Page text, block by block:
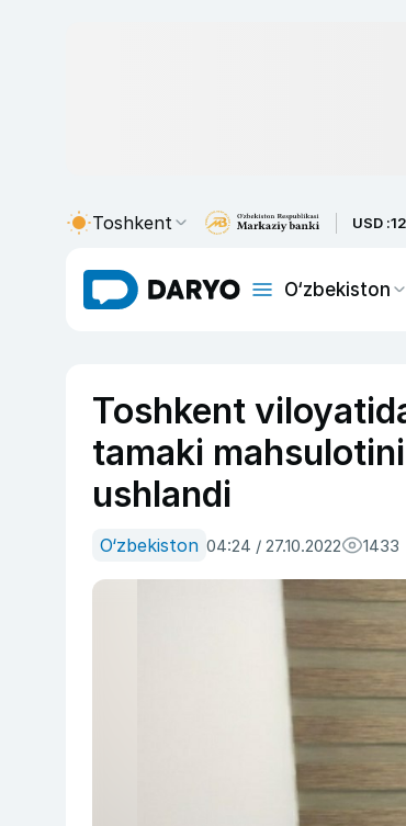
Toshkent USD :
O‘zbekiston
Toshkent
tamaki
ushlandi
O‘zbekiston 04:24 / 27.10.2022 1433